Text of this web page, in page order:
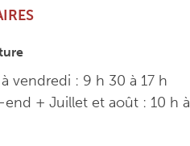
vendredi : 9 h 30 à 17 h
end + Juillet et août : 10 h à